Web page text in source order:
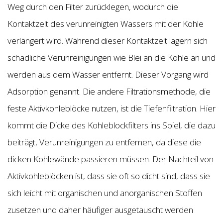
Weg durch den Filter zurücklegen, wodurch die
Kontaktzeit des verunreinigten Wassers mit der Kohle
verlängert wird. Während dieser Kontaktzeit lagern sich
schädliche Verunreinigungen wie Blei an die Kohle an und
werden aus dem Wasser entfernt. Dieser Vorgang wird
Adsorption genannt. Die andere Filtrationsmethode, die
feste Aktivkohleblöcke nutzen, ist die Tiefenfiltration. Hier
kommt die Dicke des Kohleblockfilters ins Spiel, die dazu
beiträgt, Verunreinigungen zu entfernen, da diese die
dicken Kohlewände passieren müssen. Der Nachteil von
Aktivkohleblöcken ist, dass sie oft so dicht sind, dass sie
sich leicht mit organischen und anorganischen Stoffen
zusetzen und daher häufiger ausgetauscht werden